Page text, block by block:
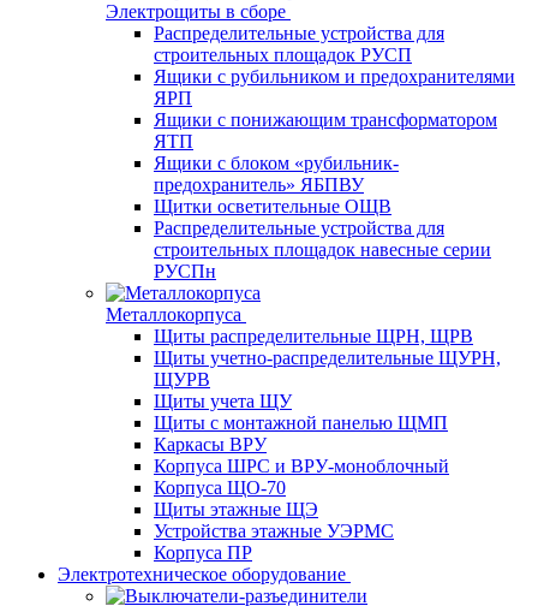
Электрощиты в сборе
Распределительные устройства для
строительных площадок РУСП
Ящики с рубильником и предохранителями
ЯРП
Ящики с понижающим трансформатором
ЯТП
Ящики с блоком «рубильник-
предохранитель» ЯБПВУ
Щитки осветительные ОЩВ
Распределительные устройства для
строительных площадок навесные серии
РУСПн
Металлокорпуса
Щиты распределительные ЩРН, ЩРВ
Щиты учетно-распределительные ЩУРН,
ЩУРВ
Щиты учета ЩУ
Щиты с монтажной панелью ЩМП
Каркасы ВРУ
Корпуса ШРС и ВРУ-моноблочный
Корпуса ЩО-70
Щиты этажные ЩЭ
Устройства этажные УЭРМС
Корпуса ПР
Электротехническое оборудование